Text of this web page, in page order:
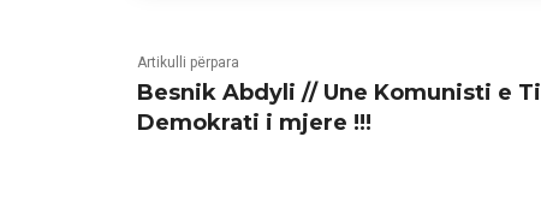
Artikulli përpara
Besnik Abdyli // Une Komunisti e Ti
Demokrati i mjere !!!